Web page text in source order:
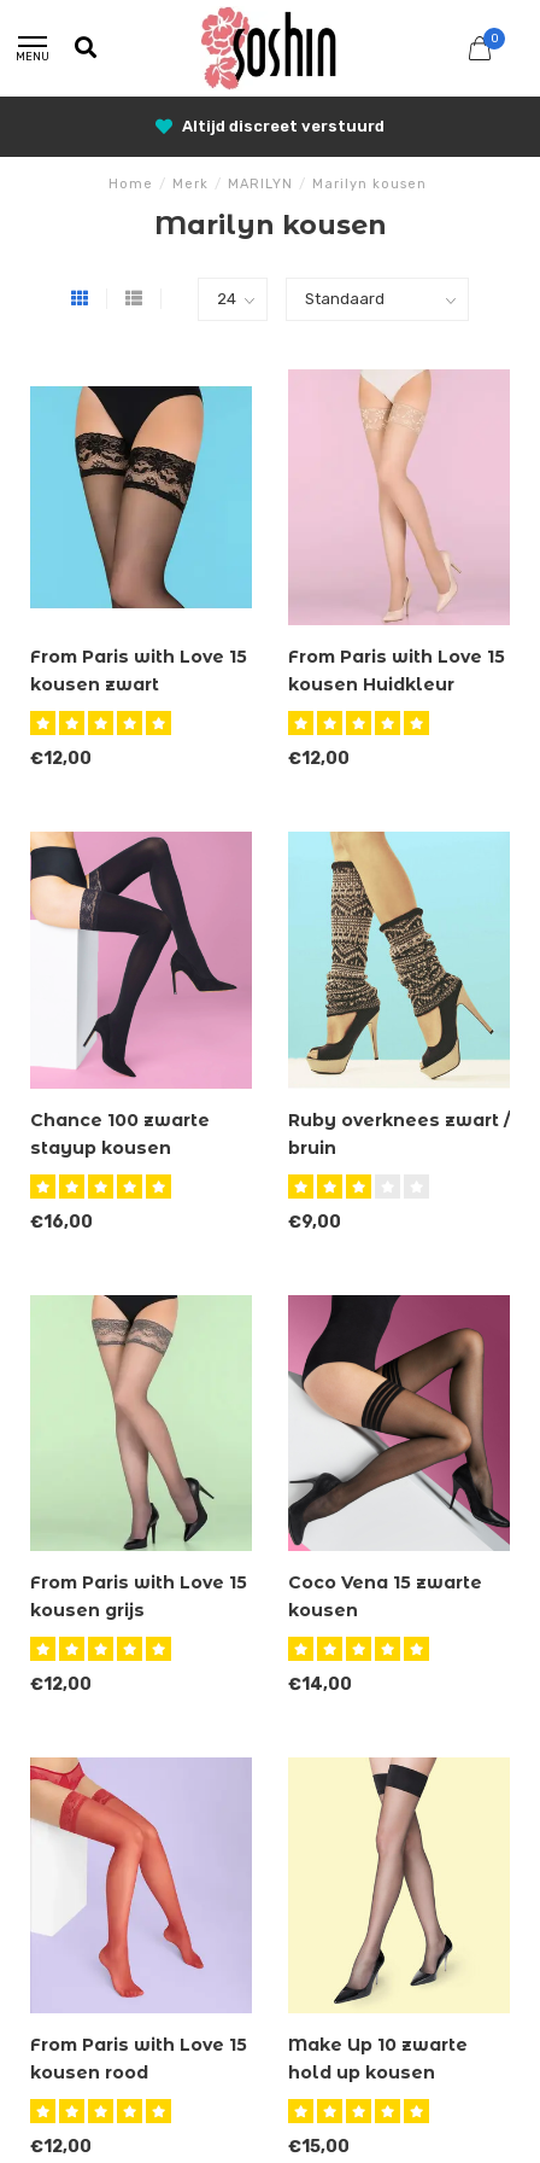
MENU
0
Altijd discreet verstuurd
Home / Merk / MARILYN / Marilyn kousen
Marilyn kousen
From Paris with Love 15
kousen zwart
€12,00
From Paris with Love 15
kousen Huidkleur
Visone
€12,00
Chance 100 zwarte
stayup kousen
€16,00
Ruby overknees zwart /
bruin
€9,00
From Paris with Love 15
kousen grijs
€12,00
Coco Vena 15 zwarte
kousen
€14,00
From Paris with Love 15
kousen rood
€12,00
Make Up 10 zwarte
hold up kousen
€15,00